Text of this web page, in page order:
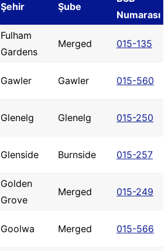
Şehir Şube
Numarası
Fulham
Gardens
Merged 015-135
Gawler Gawler 015-560
Glenelg Glenelg 015-250
Glenside Burnside 015-257
Golden
Grove
Merged 015-249
Goolwa Merged 015-566